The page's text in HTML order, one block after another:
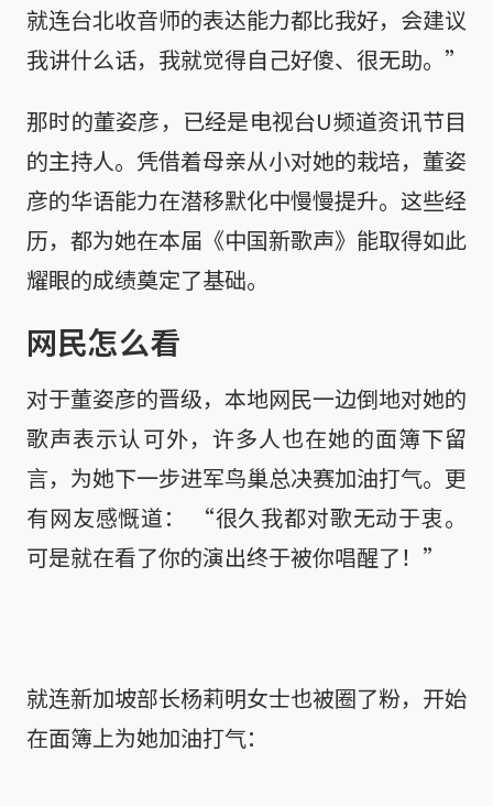
就连台北收音师的表达能力都比我好，会建议
我讲什么话，我就觉得自己好傻、很无助。”
那时的董姿彦，已经是电视台U频道资讯节目
的主持人。凭借着母亲从小对她的栽培，董姿
彦的华语能力在潜移默化中慢慢提升。这些经
历，都为她在本届《中国新歌声》能取得如此
耀眼的成绩奠定了基础。
网民怎么看
对于董姿彦的晋级，本地网民一边倒地对她的
歌声表示认可外，许多人也在她的面簿下留
言，为她下一步进军鸟巢总决赛加油打气。更
有网友感慨道： “很久我都对歌无动于衷。
可是就在看了你的演出终于被你唱醒了！”
就连新加坡部长杨莉明女士也被圈了粉，开始
在面簿上为她加油打气：